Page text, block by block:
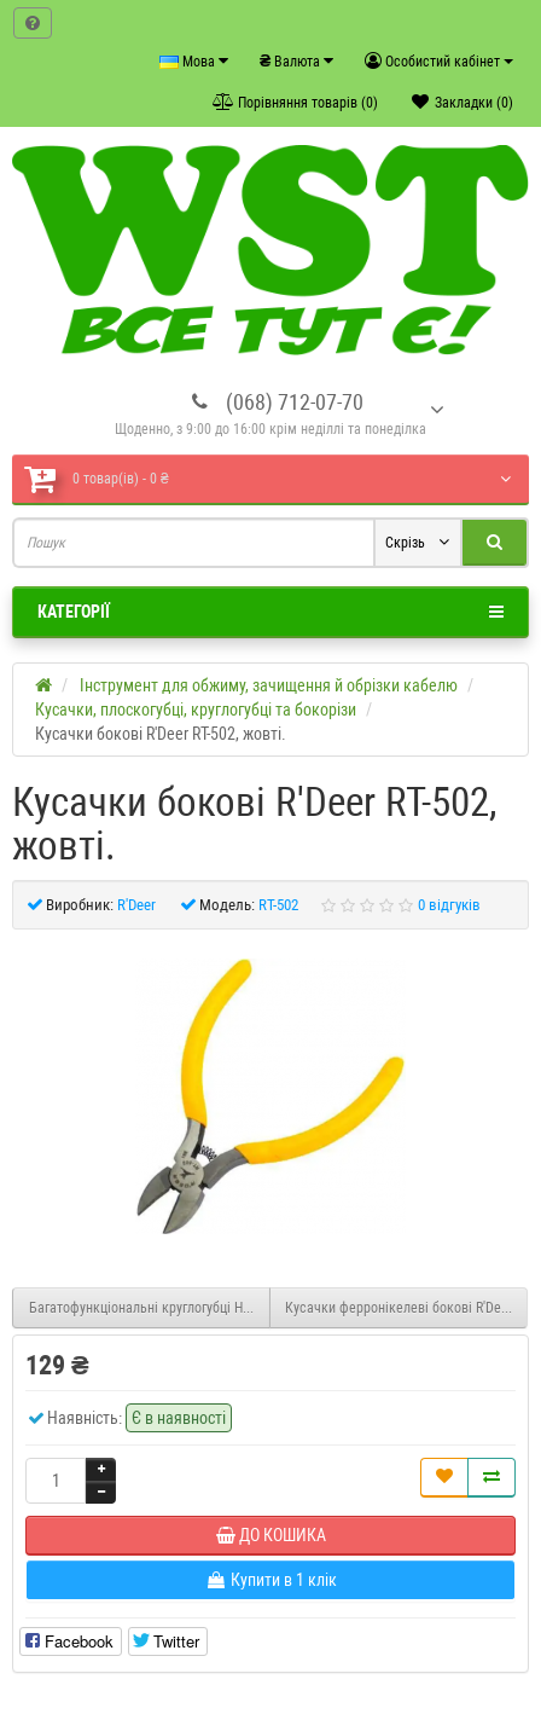
Особистий кабінет
₴ Валюта
Мова
Закладки (0)
Порівняння товарів (0)
(068) 712-07-70
Щоденно, з 9:00 до 16:00 крім неділлі та понеділка
0 товар(ів) - 0 ₴
Скрізь
КАТЕГОРІЇ
Інструмент для обжиму, зачищення й обрізки кабелю
Кусачки, плоскогубці, круглогубці та бокорізи
Кусачки бокові R'Deer RT-502, жовті.
Кусачки бокові R'Deer RT-502,
жовті.
Виробник: R'Deer Модель: RT-502 0 відгуків
Багатофункціональні круглогубці HandsKit 1.5-6мм² 10-16AWGКусачки ферронікелеві бокові R'Deer 98-
129 ₴
Наявність: Є в наявності
ДО КОШИКА
Купити в 1 клік
Facebook Twitter